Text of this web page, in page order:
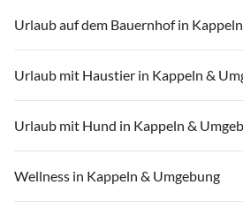
Urlaub auf dem Bauernhof in
Urlaub mit Haustier in Kappeln &
Urlaub mit Hund in Kappeln &
Wellness in Kappeln & Umgebung